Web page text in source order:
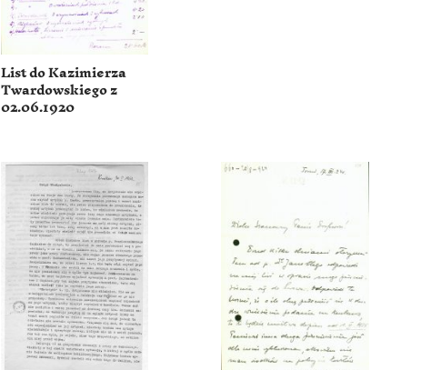
List do Kazimierza
Twardowskiego z
02.06.1920